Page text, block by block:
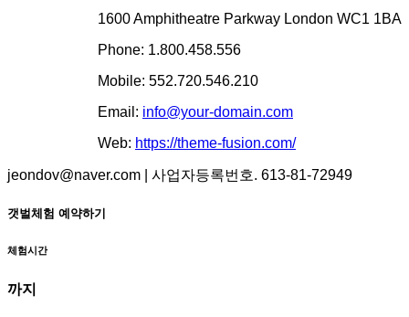
1600 Amphitheatre Parkway London WC1 1BA
Phone: 1.800.458.556
Mobile: 552.720.546.210
Email: info@your-domain.com
Web: https://theme-fusion.com/
jeondov@naver.com | 사업자등록번호. 613-81-72949
갯벌체험 예약하기
체험시간
까지